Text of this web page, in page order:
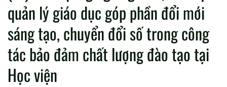
quản lý giáo dục góp phần đổi mới
sáng tạo, chuyển đổi số trong công
tác bảo đảm chất lượng đào tạo tại
Học viện